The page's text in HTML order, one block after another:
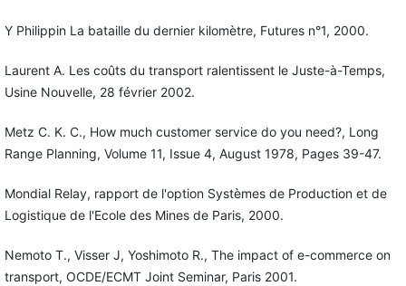
Y Philippin La bataille du dernier kilomètre, Futures n°1, 2000.
Laurent A. Les coûts du transport ralentissent le Juste-à-Temps,
Usine Nouvelle, 28 février 2002.
Metz C. K. C., How much customer service do you need?, Long
Range Planning, Volume 11, Issue 4, August 1978, Pages 39-47.
Mondial Relay, rapport de l'option Systèmes de Production et de
Logistique de l'Ecole des Mines de Paris, 2000.
Nemoto T., Visser J, Yoshimoto R., The impact of e-commerce on
transport, OCDE/ECMT Joint Seminar, Paris 2001.